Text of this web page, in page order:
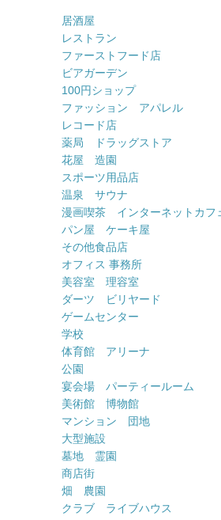
居酒屋
レストラン
ファーストフード店
ビアガーデン
100円ショップ
ファッション アパレル
レコード店
薬局 ドラッグストア
花屋 造園
スポーツ用品店
温泉 サウナ
漫画喫茶 インターネットカフ
パン屋 ケーキ屋
その他食品店
オフィス 事務所
美容室 理容室
ダーツ ビリヤード
ゲームセンター
学校
体育館 アリーナ
公園
宴会場 パーティールーム
美術館 博物館
マンション 団地
大型施設
墓地 霊園
商店街
畑 農園
クラブ ライブハウス